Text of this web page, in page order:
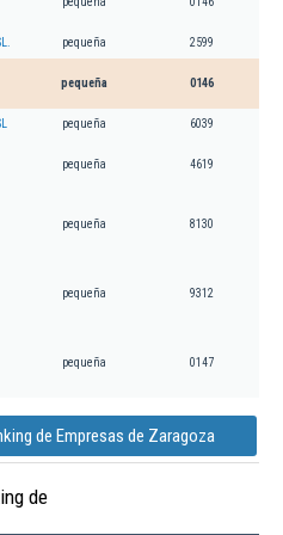
pequeña 2599
pequeña 0146
pequeña 6039
pequeña 4619
pequeña 8130
pequeña 9312
pequeña 0147
de Empresas de Zaragoza
de